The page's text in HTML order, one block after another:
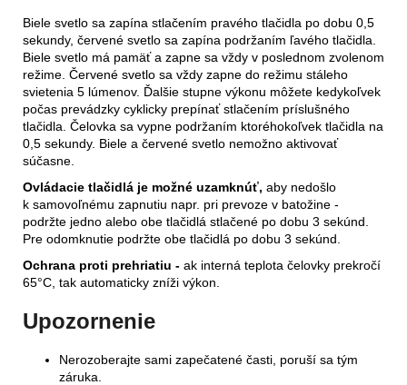
Biele svetlo sa zapína stlačením pravého tlačidla po dobu 0,5
sekundy, červené svetlo sa zapína podržaním ľavého tlačidla.
Biele svetlo má pamäť a zapne sa vždy v poslednom zvolenom
režime. Červené svetlo sa vždy zapne do režimu stáleho
svietenia 5 lúmenov. Ďalšie stupne výkonu môžete kedykoľvek
počas prevádzky cyklicky prepínať stlačením príslušného
tlačidla. Čelovka sa vypne podržaním ktoréhokoľvek tlačidla na
0,5 sekundy. Biele a červené svetlo nemožno aktivovať
súčasne.
Ovládacie tlačidlá je možné uzamknúť, aby nedošlo
k samovoľnému zapnutiu napr. pri prevoze v batožine -
podržte jedno alebo obe tlačidlá stlačené po dobu 3 sekúnd.
Pre odomknutie podržte obe tlačidlá po dobu 3 sekúnd.
Ochrana proti prehriatiu - ak interná teplota čelovky prekročí
65°C, tak automaticky zníži výkon.
Upozornenie
Nerozoberajte sami zapečatené časti, poruší sa tým
záruka.